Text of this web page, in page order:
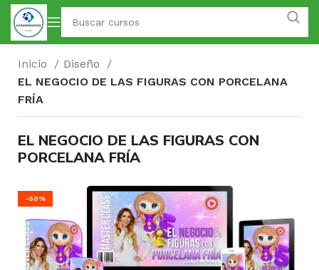
Inicio
Diseño
EL NEGOCIO DE LAS FIGURAS CON PORCELANA
FRÍA
EL NEGOCIO DE LAS FIGURAS CON
PORCELANA FRÍA
-50%